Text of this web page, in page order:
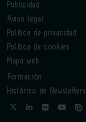
Publicidad
Aviso legal
Política de privacidad
Política de cookies
Mapa web
Formación
Histórico de Newsletters